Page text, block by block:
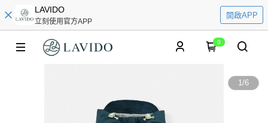
LAVIDO
立刻使用官方APP
開啟APP
0
1/6